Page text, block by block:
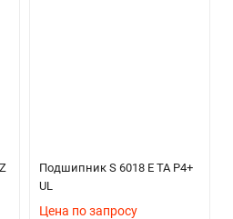
Подшипник S 6018 E TA P4+
UL
Цена по запросу